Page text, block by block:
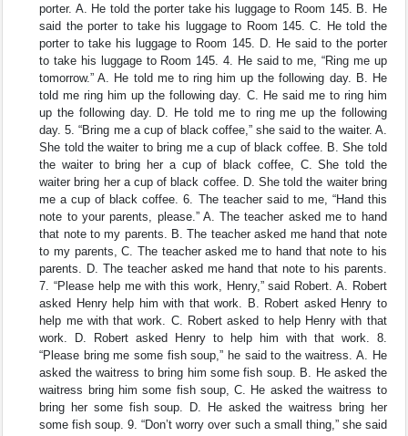
porter. A. He told the porter take his luggage to Room 145. B. He
said the porter to take his luggage to Room 145. C. He told the
porter to take his luggage to Room 145. D. He said to the porter
to take his luggage to Room 145. 4. He said to me, “Ring me up
tomorrow.” A. He told me to ring him up the following day. B. He
told me ring him up the following day. C. He said me to ring him
up the following day. D. He told me to ring me up the following
day. 5. “Bring me a cup of black coffee,” she said to the waiter. A.
She told the waiter to bring me a cup of black coffee. B. She told
the waiter to bring her a cup of black coffee, C. She told the
waiter bring her a cup of black coffee. D. She told the waiter bring
me a cup of black coffee. 6. The teacher said to me, “Hand this
note to your parents, please.” A. The teacher asked me to hand
that note to my parents. B. The teacher asked me hand that note
to my parents, C. The teacher asked me to hand that note to his
parents. D. The teacher asked me hand that note to his parents.
7. “Please help me with this work, Henry,” said Robert. A. Robert
asked Henry help him with that work. B. Robert asked Henry to
help me with that work. C. Robert asked to help Henry with that
work. D. Robert asked Henry to help him with that work. 8.
“Please bring me some fish soup,” he said to the waitress. A. He
asked the waitress to bring him some fish soup. B. He asked the
waitress bring him some fish soup, C. He asked the waitress to
bring her some fish soup. D. He asked the waitress bring her
some fish soup. 9. “Don’t worry over such a small thing,” she said